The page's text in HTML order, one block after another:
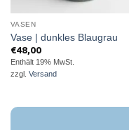
VASEN
Vase | dunkles Blaugrau
€48,00
Enthält 19% MwSt.
zzgl. Versand